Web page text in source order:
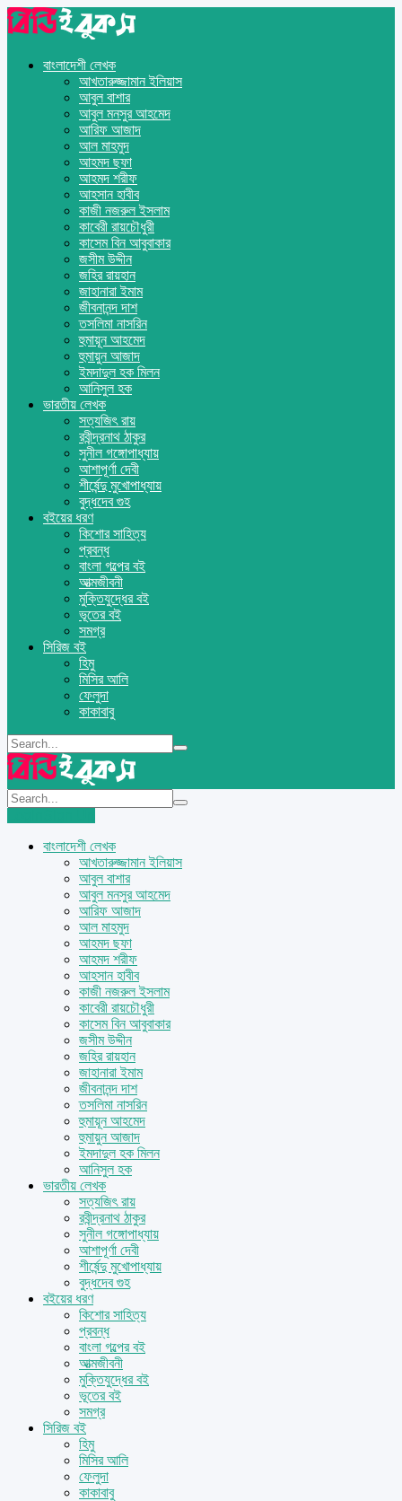
বাংলাদেশী লেখক
আখতারুজ্জামান ইলিয়াস
আবুল বাশার
আবুল মনসুর আহমেদ
আরিফ আজাদ
আল মাহমুদ
আহমদ ছফা
আহমদ শরীফ
আহসান হাবীব
কাজী নজরুল ইসলাম
কাবেরী রায়চৌধুরী
কাসেম বিন আবুবাকার
জসীম উদ্দীন
জহির রায়হান
জাহানারা ইমাম
জীবনানন্দ দাশ
তসলিমা নাসরিন
হুমায়ূন আহমেদ
হুমায়ুন আজাদ
ইমদাদুল হক মিলন
আনিসুল হক
ভারতীয় লেখক
সত্যজিৎ রায়
রবীন্দ্রনাথ ঠাকুর
সুনীল গঙ্গোপাধ্যায়
আশাপূর্ণা দেবী
শীর্ষেন্দু মুখোপাধ্যায়
বুদ্ধদেব গুহ
বইয়ের ধরণ
কিশোর সাহিত্য
প্রবন্ধ
বাংলা গল্পের বই
আত্মজীবনী
মুক্তিযুদ্ধের বই
ভূতের বই
সমগ্র
সিরিজ বই
হিমু
মিসির আলি
ফেলুদা
কাকাবাবু
বাংলাদেশী লেখক
আখতারুজ্জামান ইলিয়াস
আবুল বাশার
আবুল মনসুর আহমেদ
আরিফ আজাদ
আল মাহমুদ
আহমদ ছফা
আহমদ শরীফ
আহসান হাবীব
কাজী নজরুল ইসলাম
কাবেরী রায়চৌধুরী
কাসেম বিন আবুবাকার
জসীম উদ্দীন
জহির রায়হান
জাহানারা ইমাম
জীবনানন্দ দাশ
তসলিমা নাসরিন
হুমায়ূন আহমেদ
হুমায়ুন আজাদ
ইমদাদুল হক মিলন
আনিসুল হক
ভারতীয় লেখক
সত্যজিৎ রায়
রবীন্দ্রনাথ ঠাকুর
সুনীল গঙ্গোপাধ্যায়
আশাপূর্ণা দেবী
শীর্ষেন্দু মুখোপাধ্যায়
বুদ্ধদেব গুহ
বইয়ের ধরণ
কিশোর সাহিত্য
প্রবন্ধ
বাংলা গল্পের বই
আত্মজীবনী
মুক্তিযুদ্ধের বই
ভূতের বই
সমগ্র
সিরিজ বই
হিমু
মিসির আলি
ফেলুদা
কাকাবাবু